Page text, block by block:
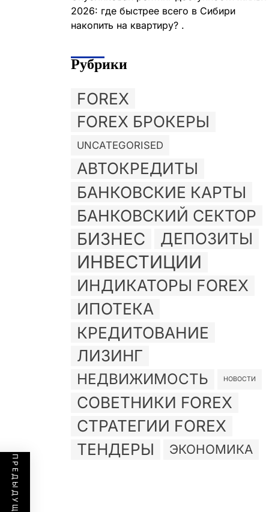
2026: где быстрее всего в Сибири
накопить на квартиру? .
Рубрики
FOREX
FOREX БРОКЕРЫ
UNCATEGORISED
АВТОКРЕДИТЫ
БАНКОВСКИЕ КАРТЫ
БАНКОВСКИЙ СЕКТОР
БИЗНЕС ДЕПОЗИТЫ
ИНВЕСТИЦИИ
ИНДИКАТОРЫ FOREX
ИПОТЕКА
КРЕДИТОВАНИЕ
ЛИЗИНГ
НЕДВИЖИМОСТЬ НОВОСТИ
СОВЕТНИКИ FOREX
СТРАТЕГИИ FOREX
ТЕНДЕРЫ
ЭКОНОМИКА